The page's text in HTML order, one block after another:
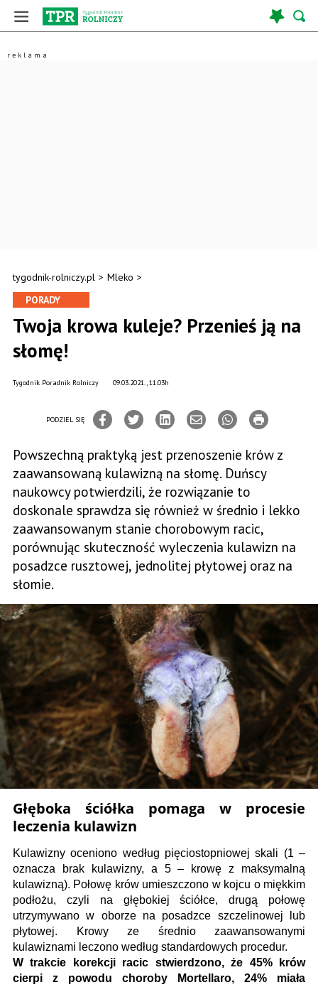
tygodnik-rolniczy.pl > Mleko >
PORADY
Twoja krowa kuleje? Przenieś ją na
słomę!
09.03.2021., 11:03h
Tygodnik Poradnik Rolniczy
PODZIEL SIĘ
Powszechną praktyką jest przenoszenie krów z
zaawansowaną kulawizną na słomę. Duńscy
naukowcy potwierdzili, że rozwiązanie to
doskonale sprawdza się również w średnio i lekko
zaawansowanym stanie chorobowym racic,
porównując skuteczność wyleczenia kulawizn na
posadzce rusztowej, jednolitej płytowej oraz na
słomie.
Głęboka ściółka pomaga w procesie
leczenia kulawizn
Kulawizny oceniono według pięciostopniowej skali (1 –
oznacza brak kulawizny, a 5 – krowę z maksymalną
kulawizną). Połowę krów umieszczono w kojcu o miękkim
podłożu, czyli na głębokiej ściółce, drugą połowę
utrzymywano w oborze na posadzce szczelinowej lub
płytowej. Krowy ze średnio zaawansowanymi
kulawiznami leczono według standardowych procedur.
W trakcie korekcji racic stwierdzono, że 45% krów
cierpi z powodu choroby Mortellaro, 24% miała